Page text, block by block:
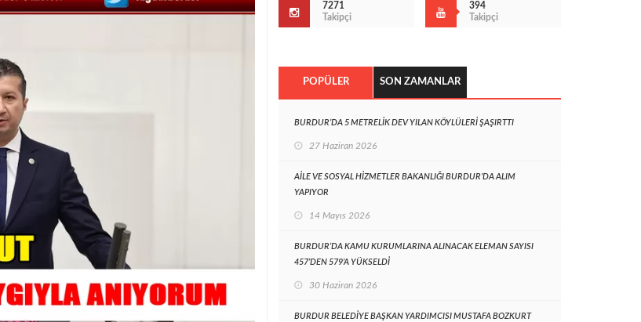
7271
Takipçi
394
Takipçi
POPÜLER SON ZAMANLAR
BURDUR’DA 5 METRELİK DEV YILAN KÖYLÜLERİ ŞAŞIRTTI
27 Haziran 2026
AİLE VE SOSYAL HİZMETLER BAKANLIĞI BURDUR’DA ALIM
YAPIYOR
14 Mayıs 2026
BURDUR’DA KAMU KURUMLARINA ALINACAK ELEMAN SAYISI
457’DEN 579’A YÜKSELDİ
30 Haziran 2026
BURDUR BELEDİYE BAŞKAN YARDIMCISI MUSTAFA BOZKURT